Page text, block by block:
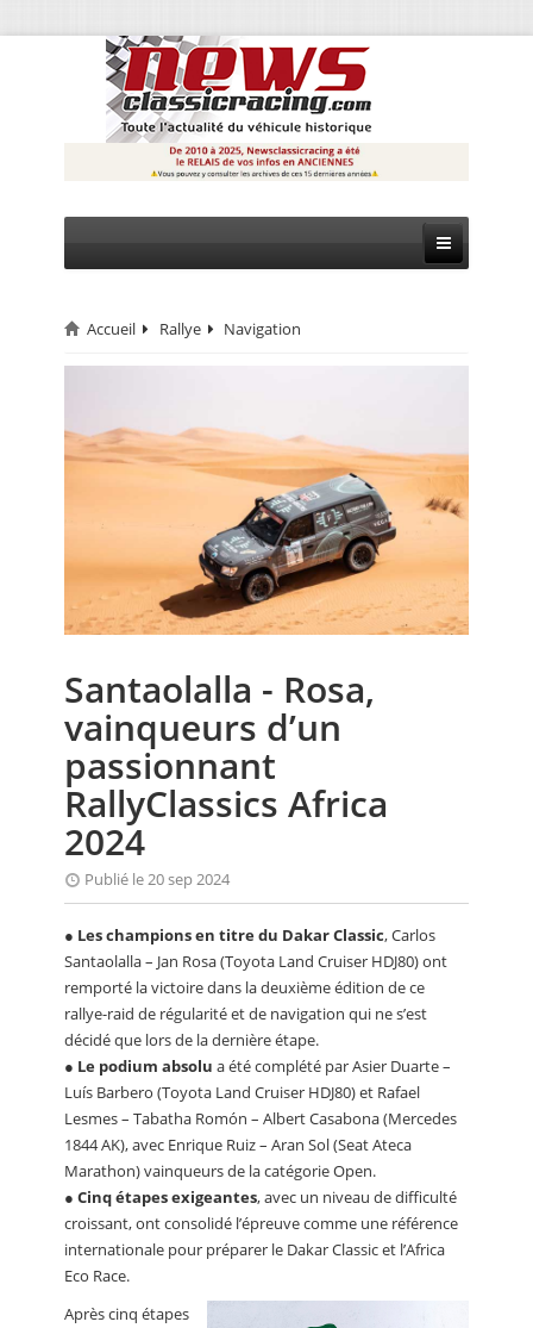
CIRCUIT
MONTAGNE
FOCUS
ANNUAIRES
PETITES ANNONCES
Accueil Rallye Navigation
Santaolalla - Rosa,
vainqueurs d’un
passionnant
RallyClassics Africa
2024
Publié le 20 sep 2024
● Les champions en titre du Dakar Classic, Carlos
Santaolalla – Jan Rosa (Toyota Land Cruiser HDJ80) ont
remporté la victoire dans la deuxième édition de ce
rallye-raid de régularité et de navigation qui ne s’est
décidé que lors de la dernière étape.
● Le podium absolu a été complété par Asier Duarte –
Luís Barbero (Toyota Land Cruiser HDJ80) et Rafael
Lesmes – Tabatha Romón – Albert Casabona (Mercedes
1844 AK), avec Enrique Ruiz – Aran Sol (Seat Ateca
Marathon) vainqueurs de la catégorie Open.
● Cinq étapes exigeantes, avec un niveau de difficulté
croissant, ont consolidé l’épreuve comme une référence
internationale pour préparer le Dakar Classic et l’Africa
Eco Race.
Après cinq étapes